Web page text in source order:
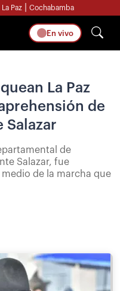
La Paz Cochabamba
En vivo
La Paz
de
Salazar
de
Salazar, fue
de la marcha que